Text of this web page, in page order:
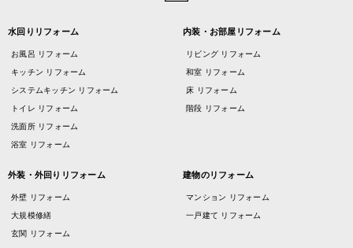
水回りリフォーム
お風呂 リフォーム
キッチン リフォーム
システムキッチン リフォーム
トイレ リフォーム
洗面所 リフォーム
浴室 リフォーム
内装・お部屋リフォーム
リビング リフォーム
和室 リフォーム
床 リフォーム
階段 リフォーム
外装・外回りリフォーム
外壁 リフォーム
大規模修繕
玄関 リフォーム
建物のリフォーム
マンション リフォーム
一戸建て リフォーム